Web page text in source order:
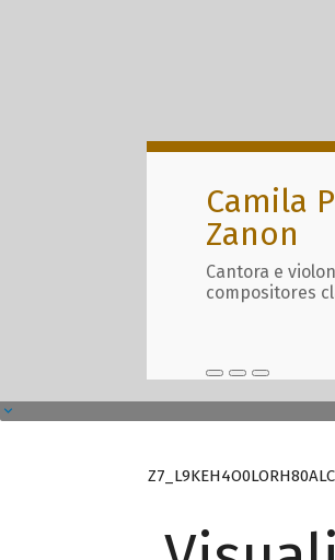
Camila
Zanon
Cantora e
compositores